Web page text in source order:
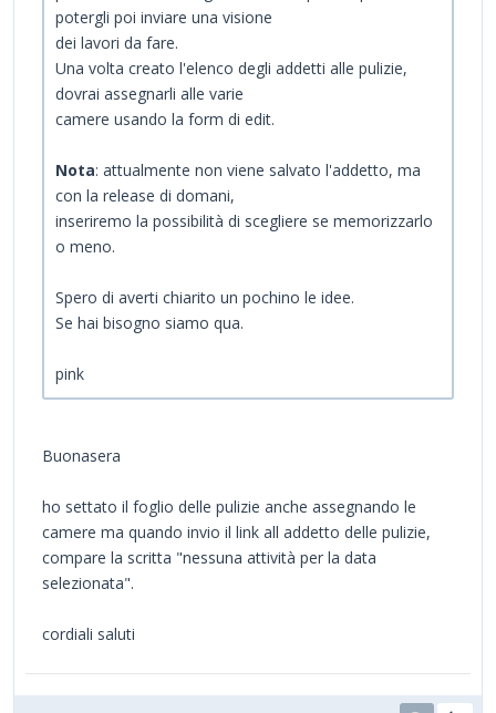
potergli poi inviare una visione
dei lavori da fare.
Una volta creato l'elenco degli addetti alle pulizie,
dovrai assegnarli alle varie
camere usando la form di edit.
Nota: attualmente non viene salvato l'addetto, ma
con la release di domani,
inseriremo la possibilità di scegliere se memorizzarlo
o meno.
Spero di averti chiarito un pochino le idee.
Se hai bisogno siamo qua.
pink
Buonasera
ho settato il foglio delle pulizie anche assegnando le
camere ma quando invio il link all addetto delle pulizie,
compare la scritta "nessuna attività per la data
selezionata".
cordiali saluti